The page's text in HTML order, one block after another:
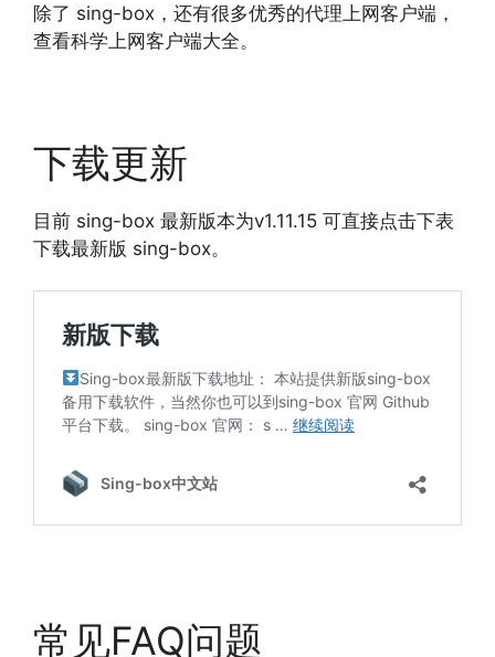
除了 sing-box，还有很多优秀的代理上网客户端，
查看科学上网客户端大全。
下载更新
目前 sing-box 最新版本为v1.11.15 可直接点击下表
下载最新版 sing-box。
常见FAQ问题